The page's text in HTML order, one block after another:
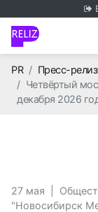
PRГлавная
Пресс-
Четвёртый
декабря 2026
27 мая
"Новосибирск